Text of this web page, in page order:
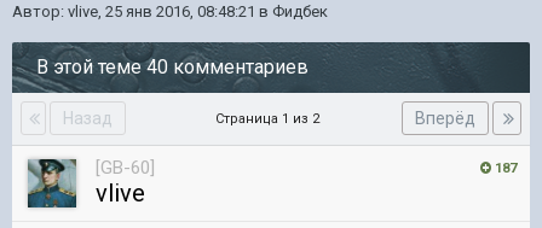
Автор: vlive, 25 янв 2016, 08:48:21 в Фидбек
В этой теме 40 комментариев
Назад Вперёд
Страница 1 из 2
187
[GB-60]
vlive